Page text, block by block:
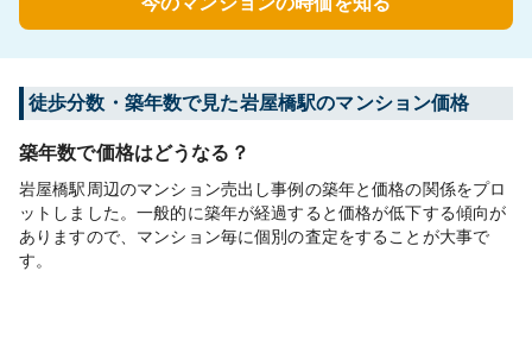
徒歩分数・築年数で見た岩屋橋駅のマンション価格
築年数で価格はどうなる？
岩屋橋駅周辺のマンション売出し事例の築年と価格の関係をプロ
ットしました。一般的に築年が経過すると価格が低下する傾向が
ありますので、マンション毎に個別の査定をすることが大事で
す。